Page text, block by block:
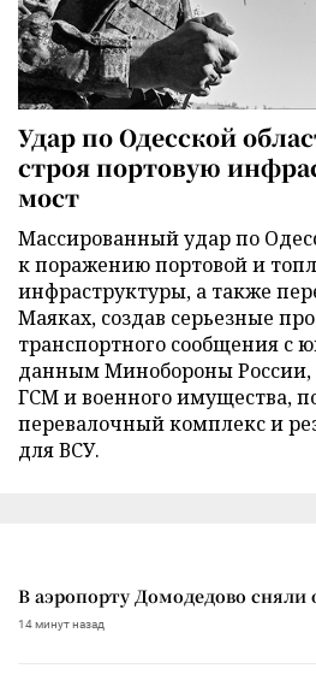
Удар по Одесской
строя портовую
мост
Массированный удар по
к поражению портовой и
инфраструктуры, а также
Маяках, создав серьезные
транспортного сообщения с
данным Минобороны
ГСМ и военного имущества,
перевалочный комплекс и
для ВСУ.
В аэропорту Домодедово сняли
14 минут назад